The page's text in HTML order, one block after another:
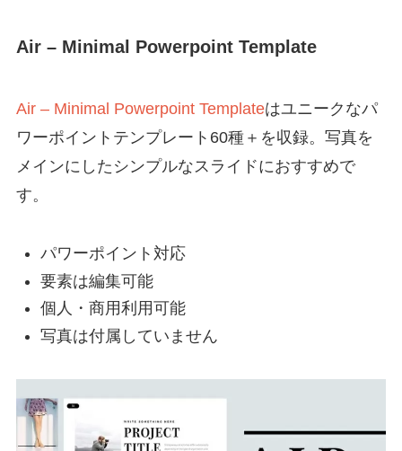
Air – Minimal Powerpoint Template
Air – Minimal Powerpoint Templateはユニークなパ
ワーポイントテンプレート60種＋を収録。写真を
メインにしたシンプルなスライドにおすすめで
す。
パワーポイント対応
要素は編集可能
個人・商用利用可能
写真は付属していません